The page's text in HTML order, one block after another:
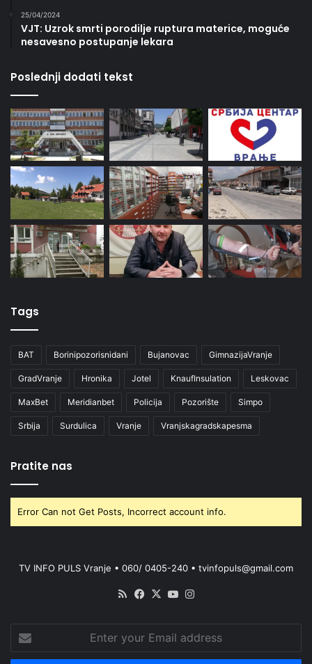
25/04/2024
VJT: Uzrok smrti porodilje ruptura materice, moguće
nesavesno postupanje lekara
Poslednji dodati tekst
Tags
BAT Borinipozorisnidani Bujanovac GimnazijaVranje
GradVranje Hronika Jotel KnaufInsulation Leskovac
MaxBet Meridianbet Policija Pozorište Simpo
Srbija Surdulica Vranje Vranjskagradskapesma
Pratite nas
Error Can not Get Posts, Incorrect account info.
TV INFO PULS Vranje • 060/ 0405-240 • tvinfopuls@gmail.com
RSS Facebook
X YouTube
your
Email